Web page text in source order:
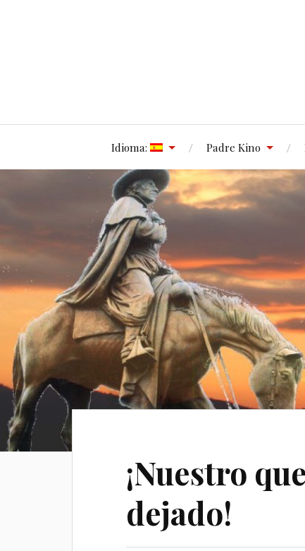
Idioma: Padre Kino
¡Nuestro
dejado!